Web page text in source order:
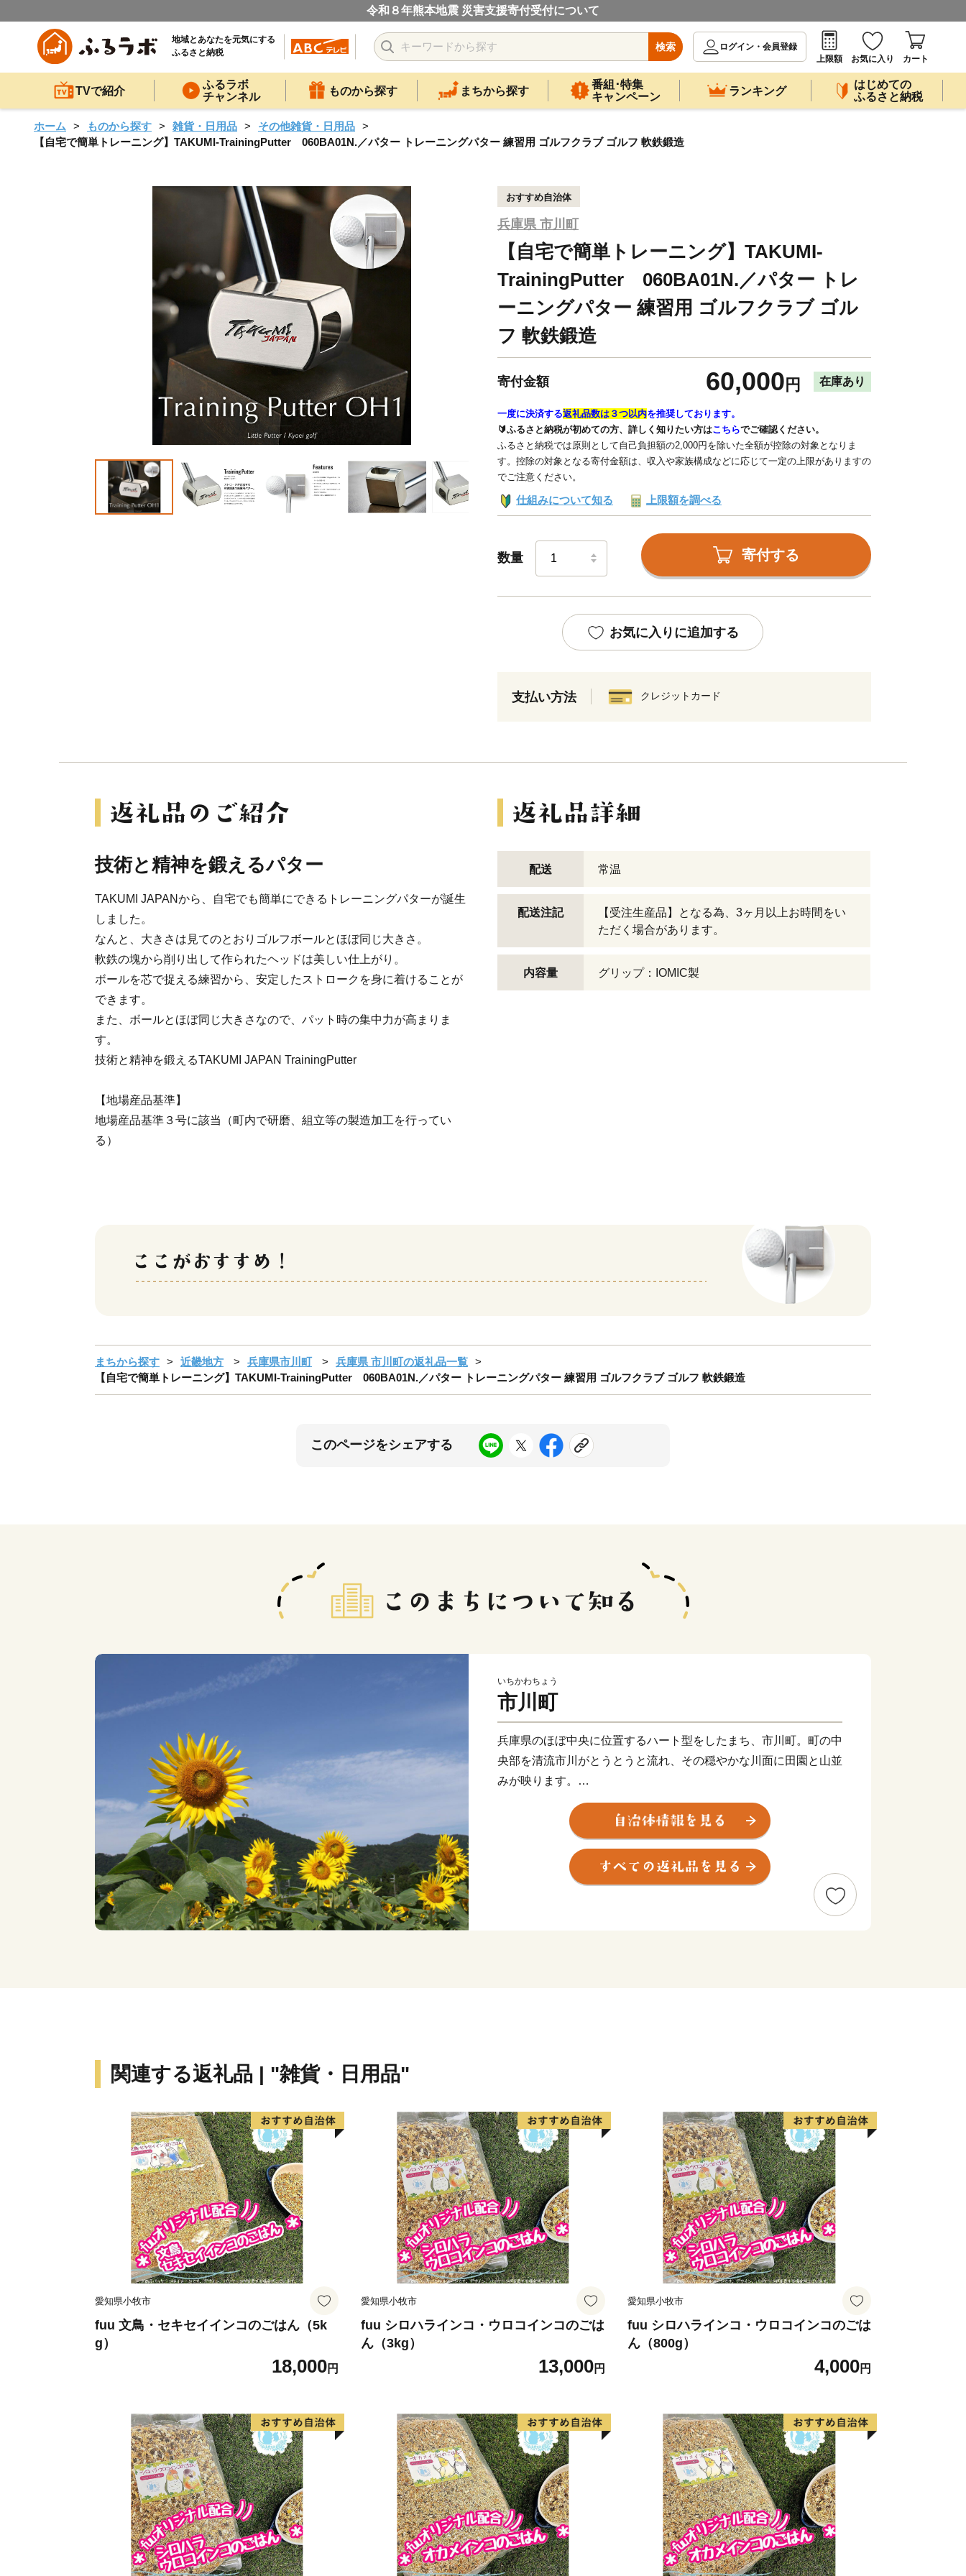
令和８年熊本地震 災害支援寄付受付について
地域とあなたを元気にする
ふるさと納税
検索
ログイン・会員登録
上限額
お気に入り カート
TVで紹介
ふるラボ
チャンネル
ものから探す まちから探す
番組･特集
キャンペーン
ランキング
はじめての
ふるさと納税
ホーム ものから探す 雑貨・日用品
その他雑貨・日用品
【自宅で簡単トレーニング】TAKUMI-TrainingPutter 060BA01N.／パター トレーニングパター 練習用 ゴルフクラブ ゴルフ 軟鉄鍛造
おすすめ自治体
兵庫県 市川町
【自宅で簡単トレーニング】TAKUMI-
TrainingPutter 060BA01N.／パター トレ
ーニングパター 練習用 ゴルフクラブ ゴル
フ 軟鉄鍛造
寄付金額 60,000 円 在庫あり
一度に決済する返礼品数は３つ以内を推奨しております。
🔰ふるさと納税が初めての方、詳しく知りたい方はこちらでご確認ください。
ふるさと納税では原則として自己負担額の2,000円を除いた全額が控除の対象となりま
す。控除の対象となる寄付金額は、収入や家族構成などに応じて一定の上限がありますの
でご注意ください。
仕組みについて知る 上限額を調べる
数量 寄付する
お気に入りに追加する
支払い方法 クレジットカード
技術と精神を鍛えるパター
TAKUMI JAPANから、自宅でも簡単にできるトレーニングパターが誕生
しました。
なんと、大きさは見てのとおりゴルフボールとほぼ同じ大きさ。
軟鉄の塊から削り出して作られたヘッドは美しい仕上がり。
ボールを芯で捉える練習から、安定したストロークを身に着けることが
できます。
また、ボールとほぼ同じ大きさなので、パット時の集中力が高まりま
す。
技術と精神を鍛えるTAKUMI JAPAN TrainingPutter
【地場産品基準】
地場産品基準３号に該当（町内で研磨、組立等の製造加工を行ってい
る）
配送 常温
配送注記
【受注生産品】となる為、3ヶ月以上お時間をい
ただく場合があります。
内容量 グリップ：IOMIC製
まちから探す 近畿地方 兵庫県市川町
兵庫県 市川町の返礼品一覧
【自宅で簡単トレーニング】TAKUMI-TrainingPutter 060BA01N.／パター トレーニングパター 練習用 ゴルフクラブ ゴルフ 軟鉄鍛造
このページをシェアする
いちかわちょう
市川町
兵庫県のほぼ中央に位置するハート型をしたまち、市川町。町の中
央部を清流市川がとうとうと流れ、その穏やかな川面に田園と山並
みが映ります。
★ABCテレビのニュース情報番組「キャスト」で「田隅養鶏
場」”タズミの卵”が紹介されました！
👉 タズミの卵Ｍサイズ【（30個×3か月）】
👉タズミの卵Ｍサイズ【（30個×6か月）】
👉 卵黄で作ったこだわりのマヨネーズ【5個】
関連する返礼品 | "雑貨・日用品"
愛知県小牧市
fuu 文鳥・セキセイインコのごはん（5k
g）
18,000円
愛知県小牧市
fuu シロハラインコ・ウロコインコのごは
ん（3kg）
13,000円
愛知県小牧市
fuu シロハラインコ・ウロコインコのごは
ん（800g）
4,000円